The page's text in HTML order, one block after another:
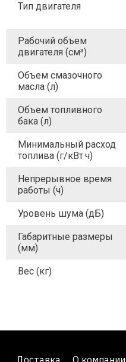
Тип двигателя
Рабочий объем
двигателя (см³)
Объем смазочного
масла (л)
Объем топливного
бака (л)
Минимальный расход
топлива (г/кВт·ч)
Непрерывное время
работы (ч)
Уровень шума (дБ)
Габаритные размеры
(мм)
Вес (кг)
Доставка О компании